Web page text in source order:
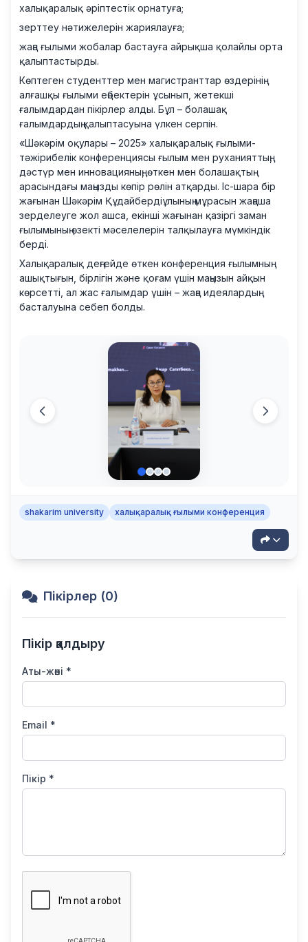
халықаралық әріптестік орнатуға;
зерттеу нәтижелерін жариялауға;
жаңа ғылыми жобалар бастауға айрықша қолайлы орта
қалыптастырды.
Көптеген студенттер мен магистранттар өздерінің
алғашқы ғылыми еңбектерін ұсынып, жетекші
ғалымдардан пікірлер алды. Бұл – болашақ
ғалымдардың қалыптасуына үлкен серпін.
«Шәкәрім оқулары – 2025» халықаралық ғылыми-
тәжірибелік конференциясы ғылым мен руханияттың,
дәстүр мен инновацияның, өткен мен болашақтың
арасындағы маңызды көпір рөлін атқарды. Іс-шара бір
жағынан Шәкәрім Құдайбердіұлының мұрасын жаңаша
зерделеуге жол ашса, екінші жағынан қазіргі заман
ғылымының өзекті мәселелерін талқылауға мүмкіндік
берді.
Халықаралық деңгейде өткен конференция ғылымның
ашықтығын, бірлігін және қоғам үшін маңызын айқын
көрсетті, ал жас ғалымдар үшін – жаңа идеялардың
басталуына себеп болды.
shakarim university халықаралық ғылыми конференция
Пікірлер (0)
Пікір қалдыру
Аты-жөні *
Email *
Пікір *